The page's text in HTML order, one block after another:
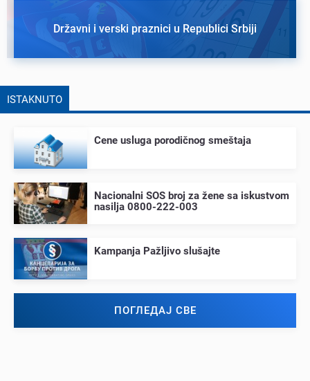
Državni i verski praznici u Republici Srbiji
ISTAKNUTO
Cеnе usluga porodičnog smеštaja
Nacionalni SOS broj za žеnе sa iskustvom
nasilja 0800-222-003
Kampanja Pažljivo slušajtе
ПОГЛЕДАЈ СВЕ